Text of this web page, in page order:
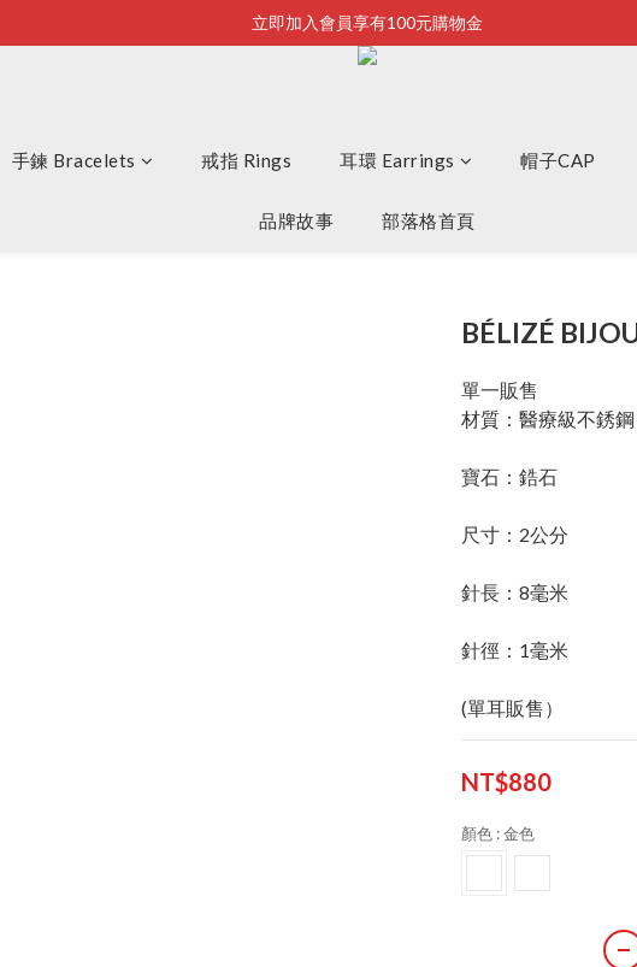
Bonjour~
立即加入會員享有100元購物金
全店滿2500即享免運
手鍊 Bracelets 戒指 Rings 耳環 Earrings 帽子CAP
品牌故事 部落格首頁
BÉLIZÉ
單一販售
材質：醫療級不銹鋼
寶石：鋯石
尺寸：2公分
針長：8毫米
針徑：1毫米
(單耳販售）
NT$880
顏色 : 金色